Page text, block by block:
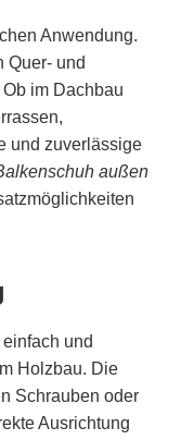
Anwendung.
Quer- und
im Dachbau
und zuverlässige
außen
und
Holzbau. Die
Schrauben oder
Ausrichtung